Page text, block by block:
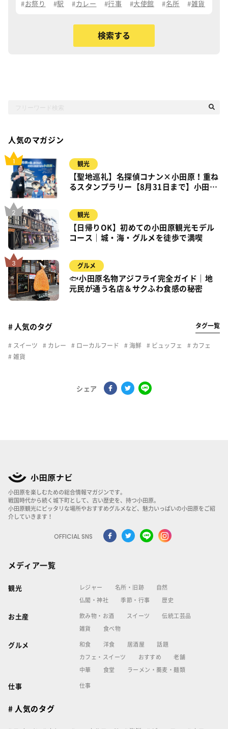
お祭り 駅 カレー 行事 大使館 名所 雑貨
人気のマガジン
観光
【聖地巡礼】名探偵コナン×小田原！重ね
るスタンプラリー【8月31日まで】小田
観光
【日帰りOK】初めての小田原観光モデル
コース｜城・海・グルメを徒歩で満喫
グルメ
🐟小田原名物アジフライ完全ガイド｜地
元民が通う名店＆サクふわ食感の秘密
# 人気のタグ タグ一覧
スイーツ カレー ローカルフード 海鮮 ビュッフェ
カフェ
雑貨
シェア
小田原を楽しむための総合情報マガジンです。
戦国時代から続く城下町として、古い歴史を、持つ小田原。
小田原観光にピッタリな場所やおすすめグルメなど、魅力いっぱいの小田原をご紹
介していきます！
OFFICIAL SNS
メディア一覧
観光 レジャー 名所・旧跡 自然
仏閣・神社 季節・行事 歴史
お土産 飲み物・お酒 スイーツ 伝統工芸品
雑貨 食べ物
グルメ 和食 洋食 居酒屋 話題
カフェ・スイーツ おすすめ 老舗
中華 食堂 ラーメン・蕎麦・麺類
仕事 仕事
# 人気のタグ